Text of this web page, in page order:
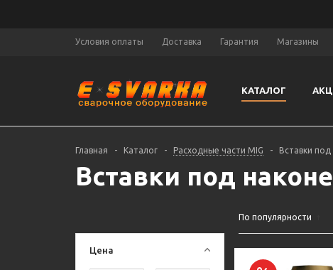
Условия оплаты Доставка Гарантия Магазины
КАТАЛОГ
Главная - Каталог - Расходные части MIG - Вставки под
Вставки под
Цена
По популярности